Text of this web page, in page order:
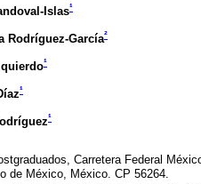
Islas¹
Rodríguez-García²
¹
¹
¹
Carretera Federal
de México, México. CP 56264.